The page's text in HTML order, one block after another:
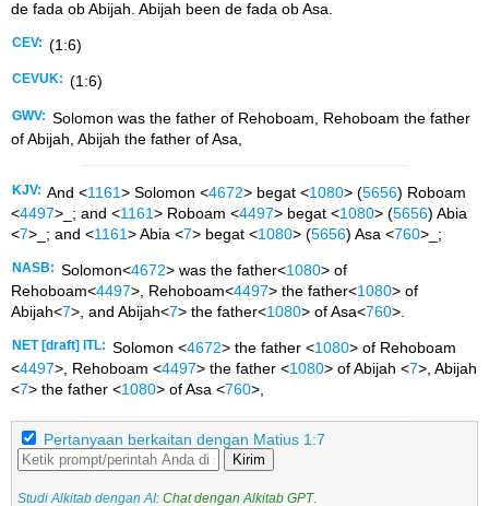
de fada ob Abijah. Abijah been de fada ob Asa.
CEV: (1:6)
CEVUK: (1:6)
GWV: Solomon was the father of Rehoboam, Rehoboam the father
of Abijah, Abijah the father of Asa,
KJV: And <1161> Solomon <4672> begat <1080> (5656) Roboam
<4497>_; and <1161> Roboam <4497> begat <1080> (5656) Abia
<7>_; and <1161> Abia <7> begat <1080> (5656) Asa <760>_;
NASB: Solomon<4672> was the father<1080> of
Rehoboam<4497>, Rehoboam<4497> the father<1080> of
Abijah<7>, and Abijah<7> the father<1080> of Asa<760>.
NET [draft] ITL: Solomon <4672> the father <1080> of Rehoboam
<4497>, Rehoboam <4497> the father <1080> of Abijah <7>, Abijah
<7> the father <1080> of Asa <760>,
Pertanyaan berkaitan dengan Matius 1:7
Kirim
Studi Alkitab dengan AI: Chat dengan Alkitab GPT.